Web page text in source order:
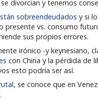
divorcian y tenemos
sobreendeudados y si
presente vs. consumo
sus propios errores.
irónico -y keynesiano,
con China y la pérdida de
esto podría ser así.
, se conoce que en